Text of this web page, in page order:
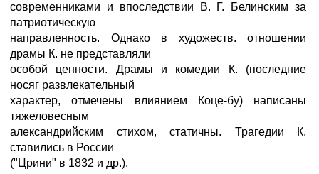
современниками и впоследствии В. Г. Белинским за
патриотическую
направленность. Однако в художеств. отношении
драмы К. не представляли
особой ценности. Драмы и комедии К. (последние
носяг развлекательный
характер, отмечены влиянием Коце-бу) написаны
тяжеловесным
александрийским стихом, статичны. Трагедии К.
ставились в России
("Црини" в 1832 и др.).